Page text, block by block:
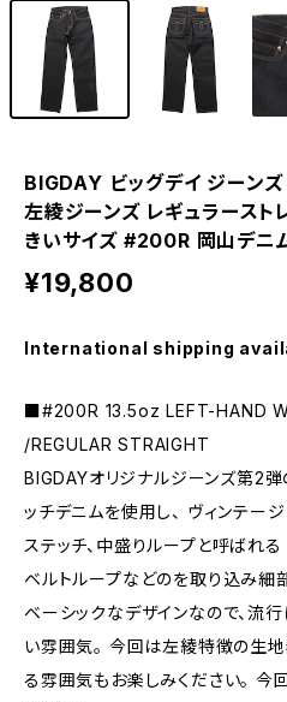
BIGDAY ビッグデイ ジーン
左綾ジーンズ レギュラース
きいサイズ #200R 岡山デニ
¥19,800
International shipping
■#200R 13.5oz LEFT-HAND
/REGULAR STRAIGHT
BIGDAYオリジナルジーンズ第2
ッチデニムを使用し、 ヴィンテー
ステッチ、中盛りループと呼ばれ
ベルトループなどのを取り込み細
ベーシックなデザインなので、流
い雰囲気。 今回は左綾特徴の生地
る雰囲気もお楽しみください。 今